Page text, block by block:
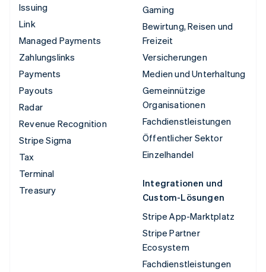
Issuing
Link
Managed Payments
Zahlungslinks
Payments
Payouts
Radar
Revenue Recognition
Stripe Sigma
Tax
Terminal
Treasury
Gaming
Bewirtung, Reisen und
Freizeit
Versicherungen
Medien und Unterhaltung
Gemeinnützige
Organisationen
Fachdienstleistungen
Öffentlicher Sektor
Einzelhandel
Integrationen und
Custom-Lösungen
Stripe App-Marktplatz
Stripe Partner
Ecosystem
Fachdienstleistungen